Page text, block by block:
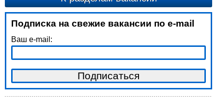
Подписка на свежие вакансии по e-mail
Ваш e-mail: